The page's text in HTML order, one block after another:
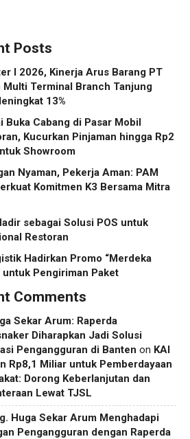
Posts
I 2026, Kinerja Arus Barang PT
Multi Terminal Branch Tanjung
13%
Buka Cabang di Pasar Mobil
Kucurkan Pinjaman hingga Rp2
Showroom
Nyaman, Pekerja Aman: PAM
Komitmen K3 Bersama Mitra
sebagai Solusi POS untuk
Restoran
Hadirkan Promo “Merdeka
untuk Pengiriman Paket
Comments
Sekar Arum: Raperda
Diharapkan Jadi Solusi
Pengangguran di Banten on KAI
Rp8,1 Miliar untuk Pemberdayaan
Dorong Keberlanjutan dan
Lewat TJSL
Huga Sekar Arum Menghadapi
Pengangguran dengan Raperda